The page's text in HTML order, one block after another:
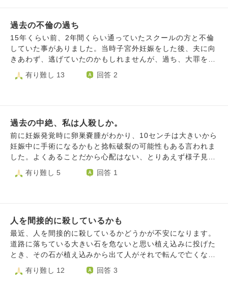
くなり衝突するようになりました。 特に性的な面が強い関
係で、それでも好きだったのとその熱に持っていかれ彼の子
供を妊娠し、当初は子供を産んで結婚しようと言われていま
したが、やはり今は子供は無理だ、産んだとしても養育費は
から子供を持ちたかったので年齢的にもラストチャンスのよ
女、別れると言われました。 その後、私からは連絡せずで
したが彼から連絡が来るようになり、中絶に関して他人事、
また手術をしたことを愚弄するような言葉を言われました。
そして無視をし続けて以降も彼から連絡が1ヶ月続き、繋が
婚したらうまくいくのではないか」「性的な関係になりた
た。 そして、その数日後に彼は元々知り合いだった女性と
結婚しました。 怒りの余り彼に連絡をすると「(電話で)お前
に会いたい、好きだなんて言ってない」「人の幸せを妬む
な」とガスライティングされました。 私は本当に壊れたか
ったのです。そしてこのような人間を好きになってしまっ
た。全てを失ったのにこの男は幸せな夫ぶっている。彼は過
過去の不倫の過ち
15年くらい前、2年間くらい通っていたスクールの方と不倫
していた事がありました。当時子宮外妊娠をした後、夫に向
きあわず、逃げていたのかもしれませんが、過ち、大罪をお
かしました。 その後、年齢的にも早く子供をと親にも言わ
れ、幸い不妊治療の末、子供を授かりましたが、すぐに産後
での行いに対して見つめる機会があり、改めて自分自身の過
去にした不倫の罪悪感に苛まれ、なんであんな浅はかな事を
して、自分の欲望のまま生きて、優しい夫や家族を傷つけて
きたのかと思うと、申し訳ない気持ちでいっぱいで、胸が苦
時々怒りのままキレてしまい、彼らを傷つけてしまった事に
ちを犯さない、償いをしていく、感謝の気持ちを忘れない、
大切な家族を傷つけないと決心しましたが、旦那さんや家族
を裏切った事、傷つけた事が申し訳なくて、今後幸せになっ
て良いのだろうか、大罪を犯したので、死んだら恐い地獄に
出て苦しいです。（自業自得で仕方ないのですが）。。 乱
有り難し 13 回答 2
過去の中絶、私は人殺しか。
前に妊娠発覚時に卵巣嚢腫がわかり、10センチは大きいから
妊娠中に手術になるかもと捻転破裂の可能性もある言われま
した。よくあることだから心配はない、とりあえず様子見と
言われました。 しかし、過去にも卵巣嚢腫の手術を経験し
ていて、とても怖かった事、まだ息子が一才で、もし悪性だ
が、4ヶ月ほどして自然消失しました。 そこから、しばらく
して体外受精で授かった次男が生まれています。 中絶して
しまったことに後悔しています。 8週くらいだとまだ神経系
が発達してないから、痛みや悲しみなども感じてないし、中
たことがあります。 辛い思いをしてなかったからどうして
有り難し 5 回答 1
人を間接的に殺しているかも
最近、人を間接的に殺しているかどうかが不安になります。
道路に落ちている大きい石を危ないと思い植え込みに投げた
とき、その石が植え込みから出て人がそれで転んで亡くなっ
てしまったらどうしようとか考えてしまいます。これはおか
しいことなのでしょうか？人殺しになってしまわないか心配
有り難し 12 回答 3